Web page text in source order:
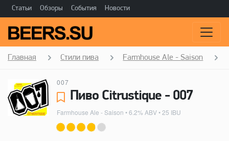
Статьи Обзоры События Новости
Главная Стили пива Farmhouse Ale - Saison
007
Пиво Citrustique - 007
Farmhouse Ale - Saison • 6.2% ABV • 25 IBU